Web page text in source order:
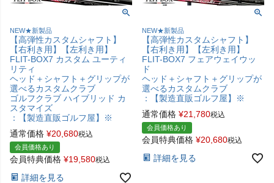
NEW★新製品
【高弾性カスタムシャフト】
【右利き用】【左利き用】
FLIT-BOX7 カスタム ユーティ
リティ
ヘッド＋シャフト＋グリップが
選べるカスタムクラブ
ゴルフクラブ ハイブリッド カ
スタマイズ
：【製造直販ゴルフ屋】※
通常価格 ¥20,680税込
会員価格あり
会員特典価格 ¥19,580税込
詳細を見る
NEW★新製品
【高弾性カスタムシャフト】
【右利き用】【左利き用】
FLIT-BOX7 フェアウェイウッ
ド
ヘッド＋シャフト＋グリップが
選べるカスタムクラブ
：【製造直販ゴルフ屋】※
通常価格 ¥21,780税込
会員価格あり
会員特典価格 ¥20,680税込
詳細を見る